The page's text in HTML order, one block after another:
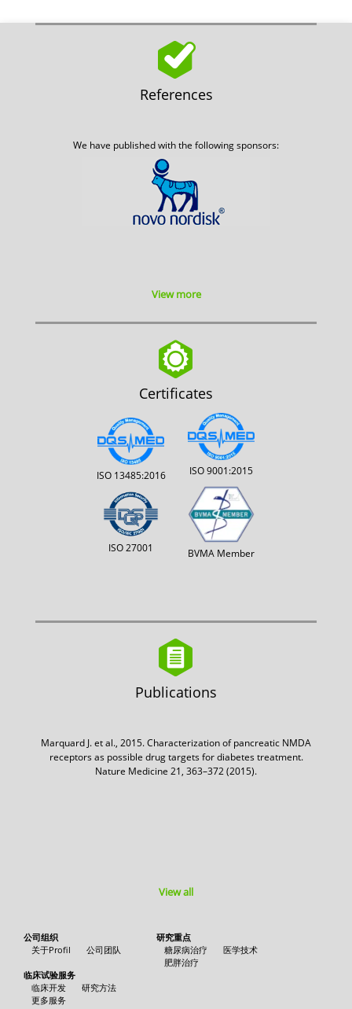
References
We have published with the following sponsors:
View more
Certificates
ISO 13485:2016
ISO 27001
ISO 9001:2015
BVMA Member
Publications
Marquard J. et al., 2015. Characterization of pancreatic NMDA
receptors as possible drug targets for diabetes treatment.
Nature Medicine 21, 363–372 (2015).
View all
公司组织
关于Profil
公司团队
研究重点
糖尿病治疗
医学技术
肥胖治疗
临床试验服务
临床开发
研究方法
更多服务